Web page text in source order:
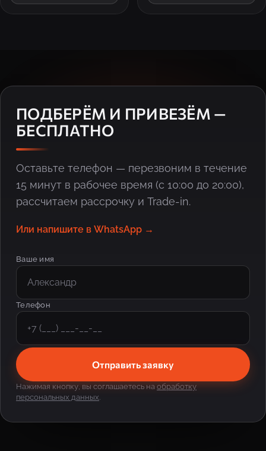
ПОДБЕРЁМ И ПРИВЕЗЁМ —
БЕСПЛАТНО
Оставьте телефон — перезвоним в течение
15 минут в рабочее время (с 10:00 до 20:00),
рассчитаем рассрочку и Trade-in.
Или напишите в WhatsApp →
Ваше имя
Телефон
Отправить заявку
Нажимая кнопку, вы соглашаетесь наобработку
персональных данных